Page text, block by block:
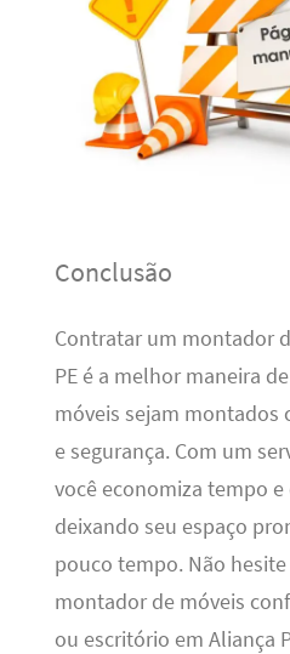
Conclusão
Contratar um montador
PE é a melhor maneira
móveis sejam montados
e segurança. Com um
você economiza tempo
deixando seu espaço
pouco tempo. Não
montador de móveis
ou escritório em Aliança